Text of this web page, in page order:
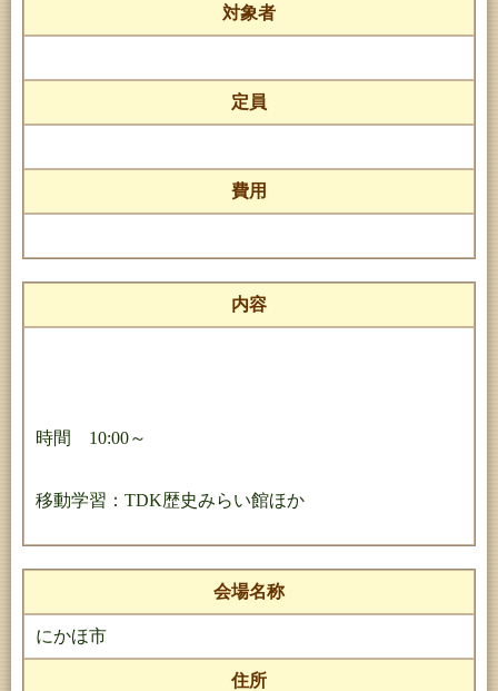
対象者
定員
費用
内容
時間 10:00～
移動学習：TDK歴史みらい館ほか
会場名称
にかほ市
住所